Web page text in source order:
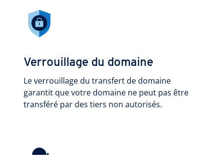
Verrouillage du domaine
Le verrouillage du transfert de domaine
garantit que votre domaine ne peut pas être
transféré par des tiers non autorisés.